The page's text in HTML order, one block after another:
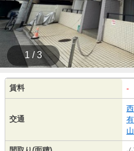
1 / 3
賃料 -
交通